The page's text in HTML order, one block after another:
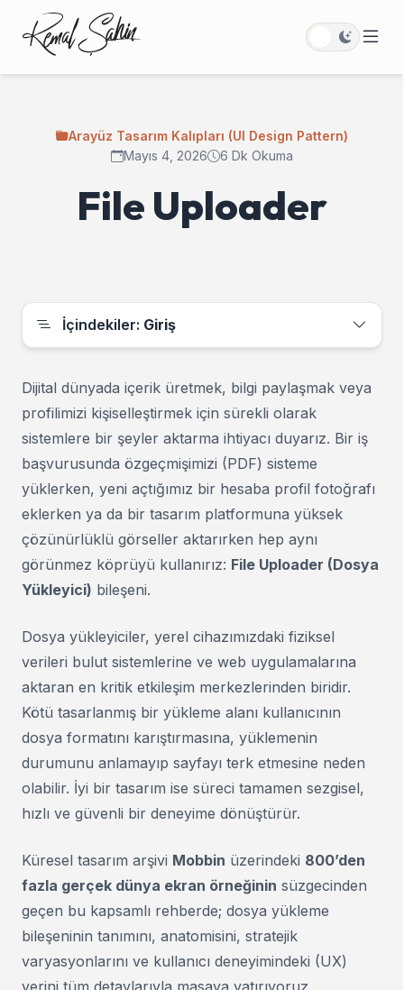
Arayüz Tasarım Kalıpları (UI Design Pattern)
Mayıs 4, 2026
6 Dk Okuma
File Uploader
İçindekiler: Giriş
Dijital dünyada içerik üretmek, bilgi paylaşmak veya
profilimizi kişiselleştirmek için sürekli olarak
sistemlere bir şeyler aktarma ihtiyacı duyarız. Bir iş
başvurusunda özgeçmişimizi (PDF) sisteme
yüklerken, yeni açtığımız bir hesaba profil fotoğrafı
eklerken ya da bir tasarım platformuna yüksek
çözünürlüklü görseller aktarırken hep aynı
görünmez köprüyü kullanırız: File Uploader (Dosya
Yükleyici) bileşeni.
Dosya yükleyiciler, yerel cihazımızdaki fiziksel
verileri bulut sistemlerine ve web uygulamalarına
aktaran en kritik etkileşim merkezlerinden biridir.
Kötü tasarlanmış bir yükleme alanı kullanıcının
dosya formatını karıştırmasına, yüklemenin
durumunu anlamayıp sayfayı terk etmesine neden
olabilir. İyi bir tasarım ise süreci tamamen sezgisel,
hızlı ve güvenli bir deneyime dönüştürür.
Küresel tasarım arşivi Mobbin üzerindeki 800’den
fazla gerçek dünya ekran örneğinin süzgecinden
geçen bu kapsamlı rehberde; dosya yükleme
bileşeninin tanımını, anatomisini, stratejik
varyasyonlarını ve kullanıcı deneyimindeki (UX)
yerini tüm detaylarıyla masaya yatırıyoruz.